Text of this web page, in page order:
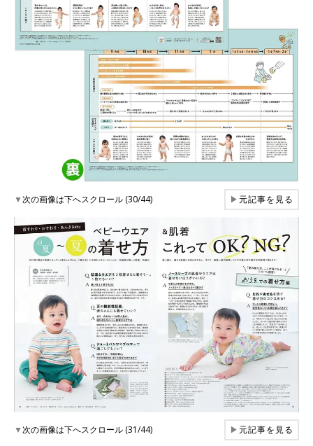
▼次の画像は下へスクロール (30/44) ▶元記事を見る
▼次の画像は下へスクロール (31/44) ▶元記事を見る